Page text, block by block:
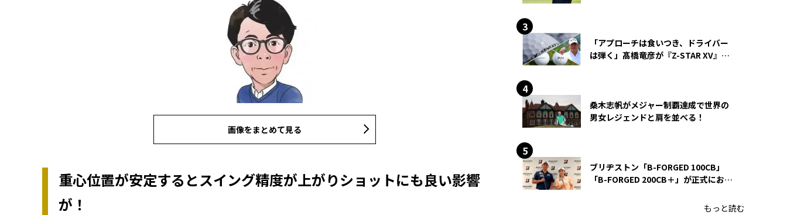
画像をまとめて見る
重心位置が安定するとスイング精度が上がりショットにも良い影響
が！
「アプローチは食いつき、ドライバー
は弾く」髙橋竜彦が『Z-STAR XV』を
桑木志帆がメジャー制覇達成で世界の
男女レジェンドと肩を並べる！
ブリヂストン「B-FORGED 100CB」
「B-FORGED 200CB＋」が正式にお披
もっと読む